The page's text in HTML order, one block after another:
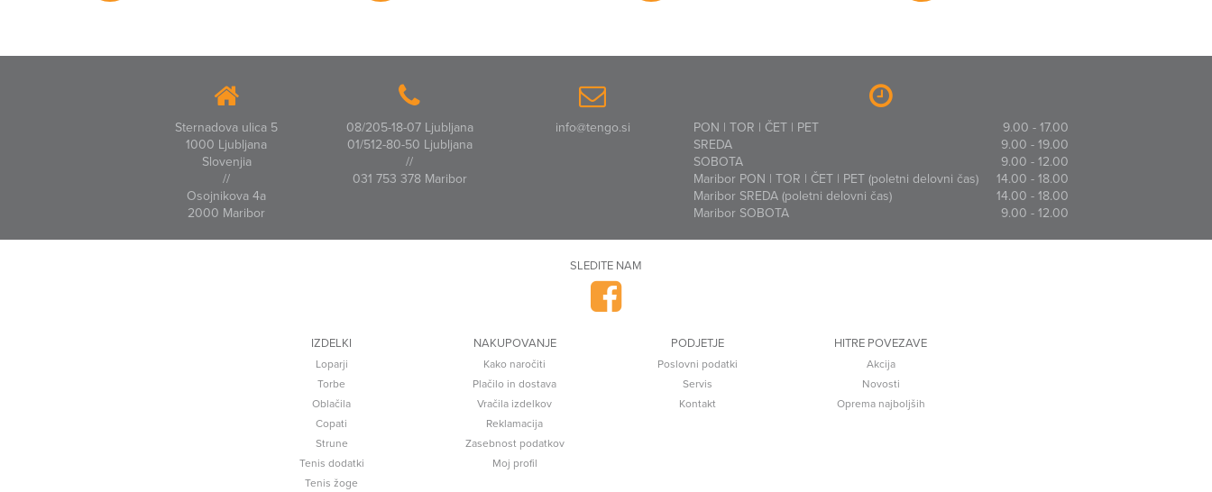
Sternadova ulica 5
1000 Ljubljana
Slovenjia
//
Osojnikova 4a
2000 Maribor
08/205-18-07 Ljubljana
01/512-80-50 Ljubljana
//
031 753 378 Maribor
info@tengo.si PON | TOR | ČET | PET
9.00 - 17.00
SREDA
9.00 - 19.00
SOBOTA
9.00 - 12.00
Maribor PON | TOR | ČET | PET (poletni delovni čas)
14.00 - 18.00
Maribor SREDA (poletni delovni čas)
14.00 - 18.00
Maribor SOBOTA
9.00 - 12.00
SLEDITE NAM
IZDELKI
Loparji
Torbe
Oblačila
Copati
Strune
Tenis dodatki
Tenis žoge
NAKUPOVANJE
Kako naročiti
Plačilo in dostava
Vračila izdelkov
Reklamacija
Zasebnost podatkov
Moj profil
PODJETJE
Poslovni podatki
Servis
Kontakt
HITRE POVEZAVE
Akcija
Novosti
Oprema najboljših